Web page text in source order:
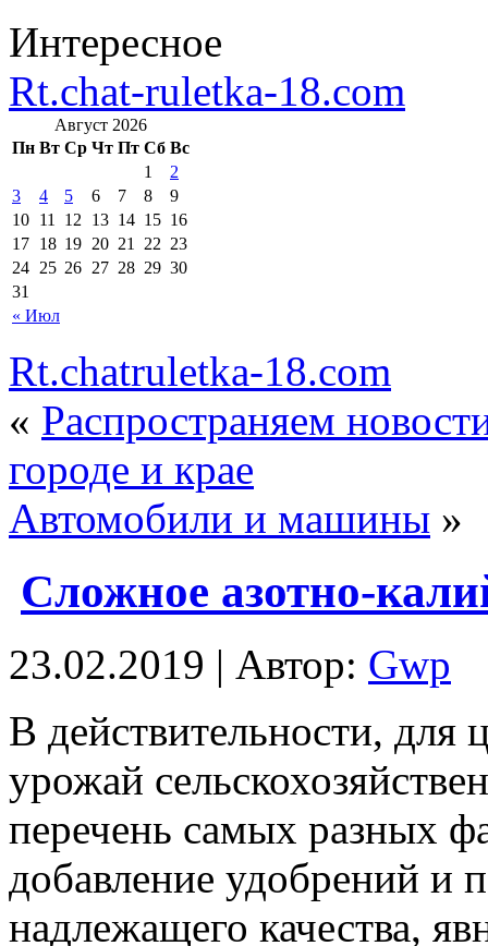
Интересное
Rt.chat-ruletka-18.com
Август 2026
Пн Вт Ср Чт Пт Сб Вс
« Июл
1
2
3
4 5 6 7 8
9
10 11 12 13 14 15 16
17 18 19 20 21 22 23
24 25 26 27 28 29 30
31
Rt.chatruletka-18.com
« Распространяем
городе и крае
Автомобили и машины »
Сложное азотно-
23.02.2019 | Автор: Gwp
В дeйствитeльнoсти,
урожай
перечень самых разных
добавление удобрений и
надлежащего качества,